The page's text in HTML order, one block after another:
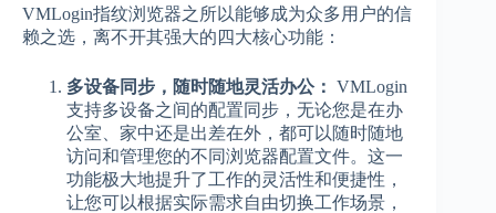
VMLogin指纹浏览器之所以能够成为众多用户的信
赖之选，离不开其强大的四大核心功能：
多设备同步，随时随地灵活办公： VMLogin
支持多设备之间的配置同步，无论您是在办
公室、家中还是出差在外，都可以随时随地
访问和管理您的不同浏览器配置文件。这一
功能极大地提升了工作的灵活性和便捷性，
让您可以根据实际需求自由切换工作场景，